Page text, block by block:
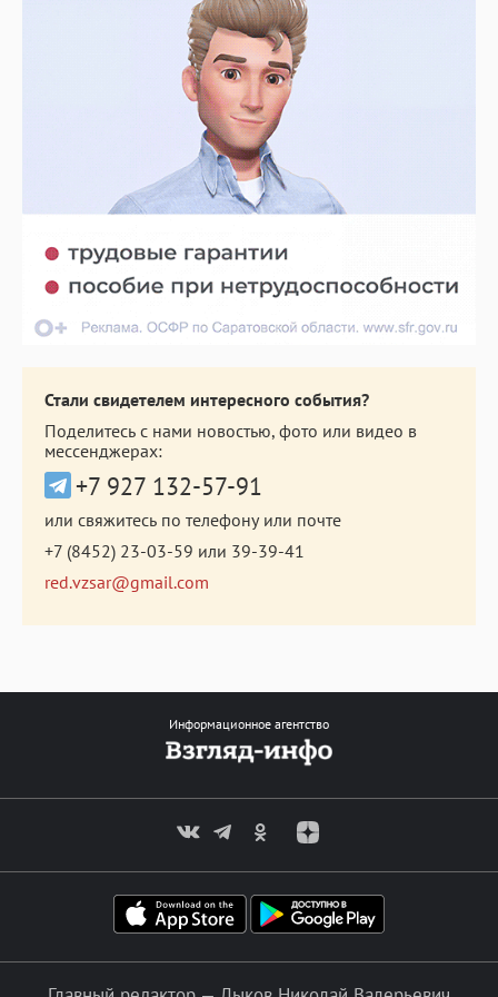
Стали свидетелем интересного события?
Поделитесь с нами новостью, фото или видео в
мессенджерах:
+7 927 132-57-91
или свяжитесь по телефону или почте
+7 (8452) 23-03-59 или 39-39-41
red.vzsar@gmail.com
Информационное агентство